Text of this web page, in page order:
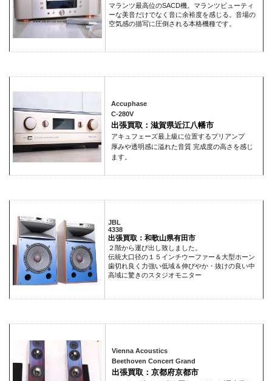
マランツ最高位のSACD機。マランツビューティ
ーな美音だけでなく音に余裕度を感じる。音場の
空気感の描写に圧倒される本格機種です。
Accuphase
C-280V
出張買取：滋賀県近江八幡市
アキュフェーズ最上級に位置するプリアンプ
厚みや透明感に溢れた音質 完成度の高さを感じ
ます。
JBL
4338
出張買取：和歌山県有田市
２階から運び出し致しました。
伝統大口径の１５インチウーファー＆大型ホーン
歯切れ良く力強い低域＆伸びやか・抜けの良い中
高域に驚きのスタジオモニター
Vienna Acoustics
Beethoven Concert Grand
出張買取：京都府京都市